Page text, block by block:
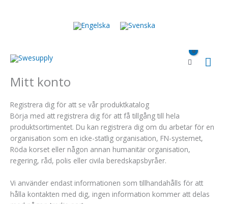
Mitt konto
Registrera dig för att se vår produktkatalog
Börja med att registrera dig för att få tillgång till hela
produktsortimentet. Du kan registrera dig om du arbetar för en
organisation som en icke-statlig organisation, FN-systemet,
Röda korset eller någon annan humanitär organisation,
regering, råd, polis eller civila beredskapsbyråer.
Vi använder endast informationen som tillhandahålls för att
hålla kontakten med dig, ingen information kommer att delas